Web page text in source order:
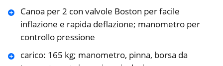
Canoa per 2 con valvole Boston per facile
inflazione e rapida deflazione; manometro per
controllo pressione
carico: 165 kg; manometro, pinna, borsa da